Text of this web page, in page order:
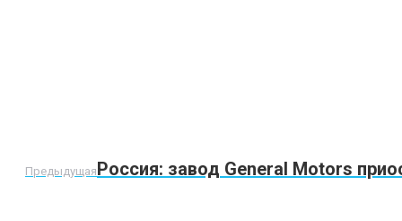
ПредыдущаяПредыдущая
Россия: завод General Motors